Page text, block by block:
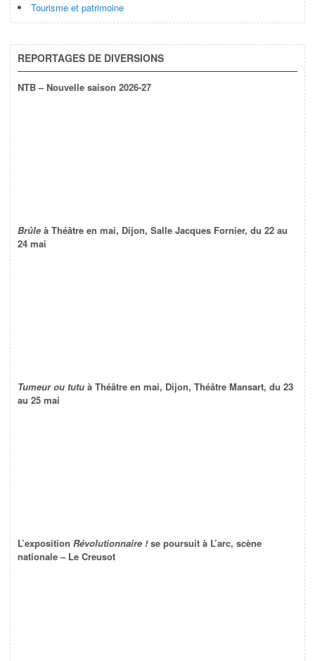
Tourisme et patrimoine
REPORTAGES DE DIVERSIONS
NTB – Nouvelle saison 2026-27
Brûle à Théâtre en mai, Dijon, Salle Jacques Fornier, du 22 au
24 mai
Tumeur ou tutu à Théâtre en mai, Dijon, Théâtre Mansart, du 23
au 25 mai
L’exposition Révolutionnaire !se poursuit à L’arc, scène
nationale – Le Creusot